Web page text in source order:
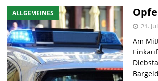
ALLGEMEINES
21.
Am